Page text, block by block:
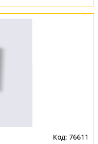
76611